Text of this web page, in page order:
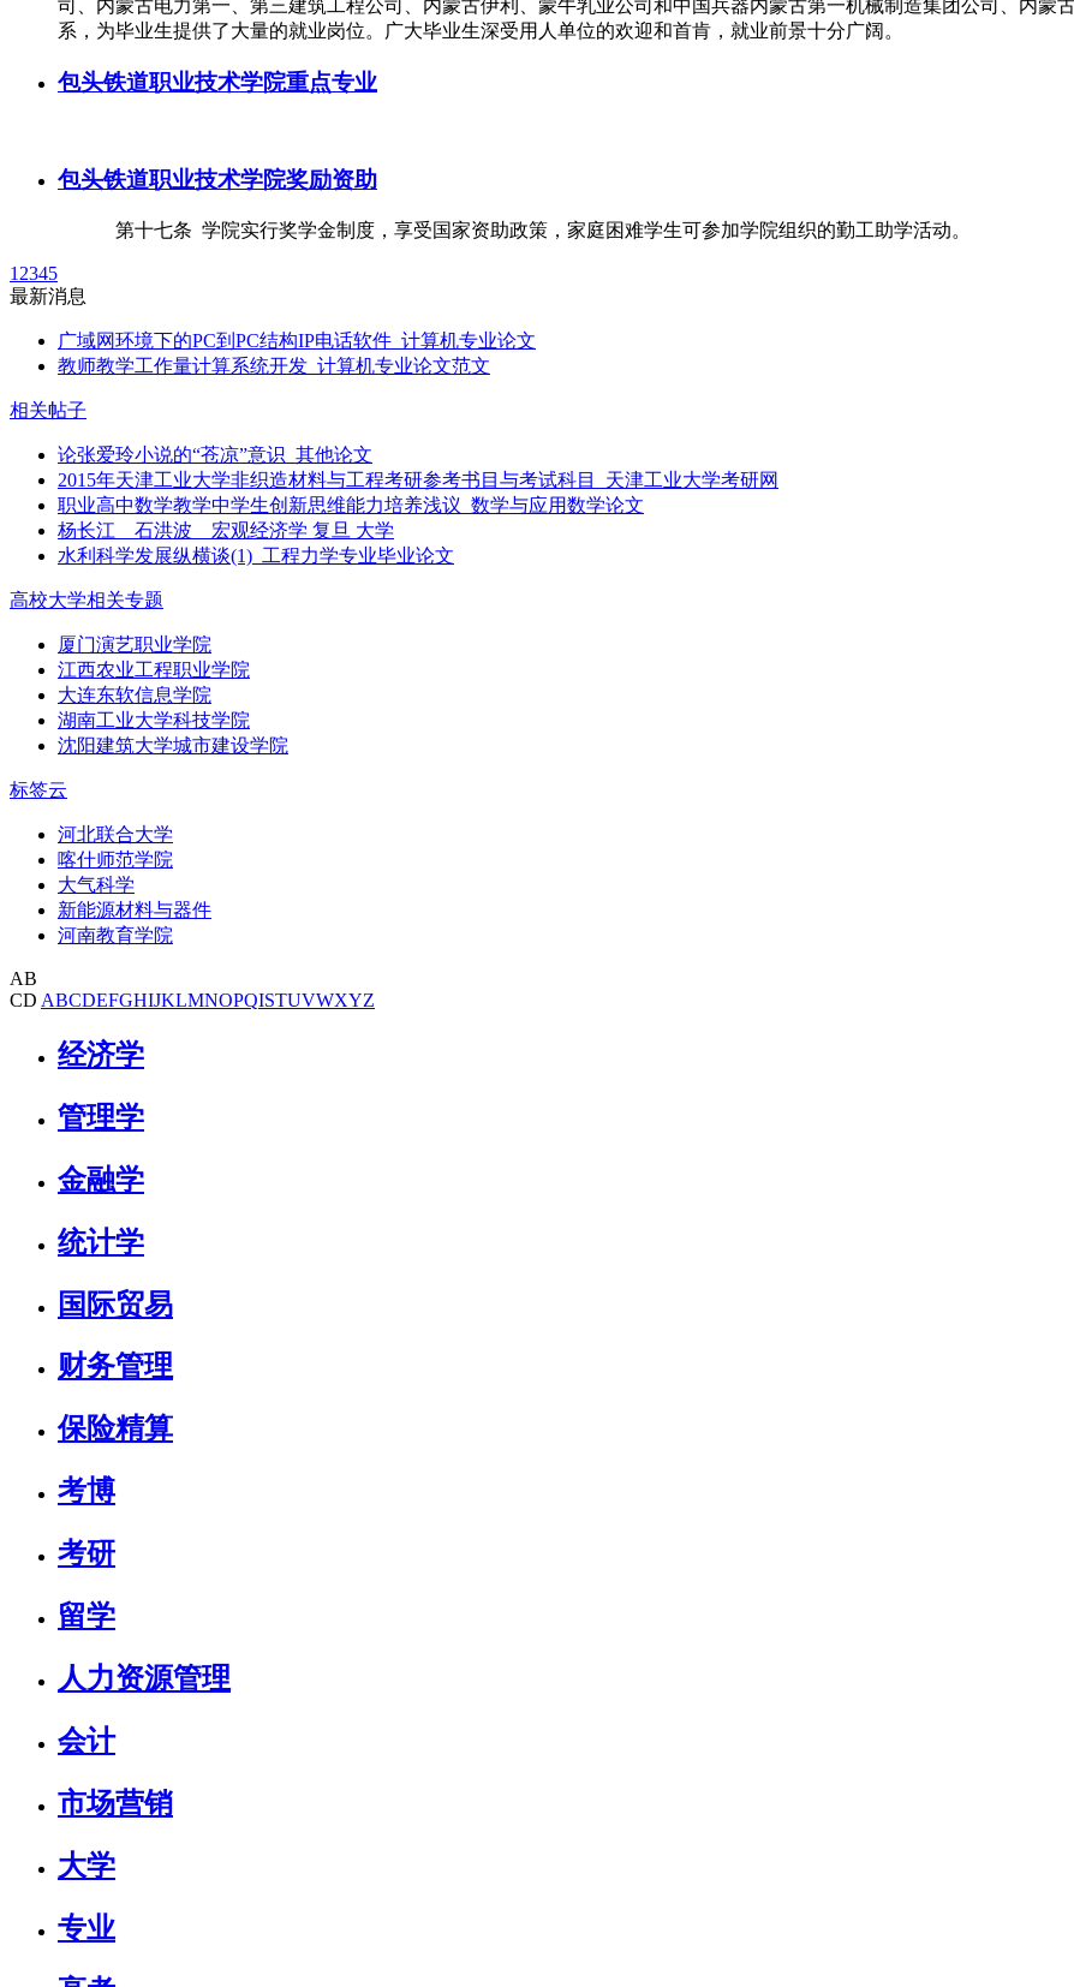
司、内蒙古电力第一、第三建筑工程公司、内蒙古伊利、蒙牛乳业公司和中国兵器内蒙古第一机械制造集团公司、内蒙
系，为毕业生提供了大量的就业岗位。广大毕业生深受用人单位的欢迎和首肯，就业前景十分广阔。
包头铁道职业技术学院重点专业
包头铁道职业技术学院奖励资助
第十七条 学院实行奖学金制度，享受国家资助政策，家庭困难学生可参加学院组织的勤工助学活动。
1 2345
最新消息
广域网环境下的PC到PC结构IP电话软件_计算机专业论文
教师教学工作量计算系统开发_计算机专业论文范文
相关帖子
论张爱玲小说的“苍凉”意识_其他论文
2015年天津工业大学非织造材料与工程考研参考书目与考试科目_天津工业大学考研网
职业高中数学教学中学生创新思维能力培养浅议_数学与应用数学论文
杨长江 石洪波 宏观经济学 复旦 大学
水利科学发展纵横谈(1)_工程力学专业毕业论文
高校大学相关专题
厦门演艺职业学院
江西农业工程职业学院
大连东软信息学院
湖南工业大学科技学院
沈阳建筑大学城市建设学院
标签云
河北联合大学
喀什师范学院
大气科学
新能源材料与器件
河南教育学院
AB
CD ABCDEFGHIJKLMNOPQISTUVWXYZ
经济学
管理学
金融学
统计学
国际贸易
财务管理
保险精算
考博
考研
留学
人力资源管理
会计
市场营销
大学
专业